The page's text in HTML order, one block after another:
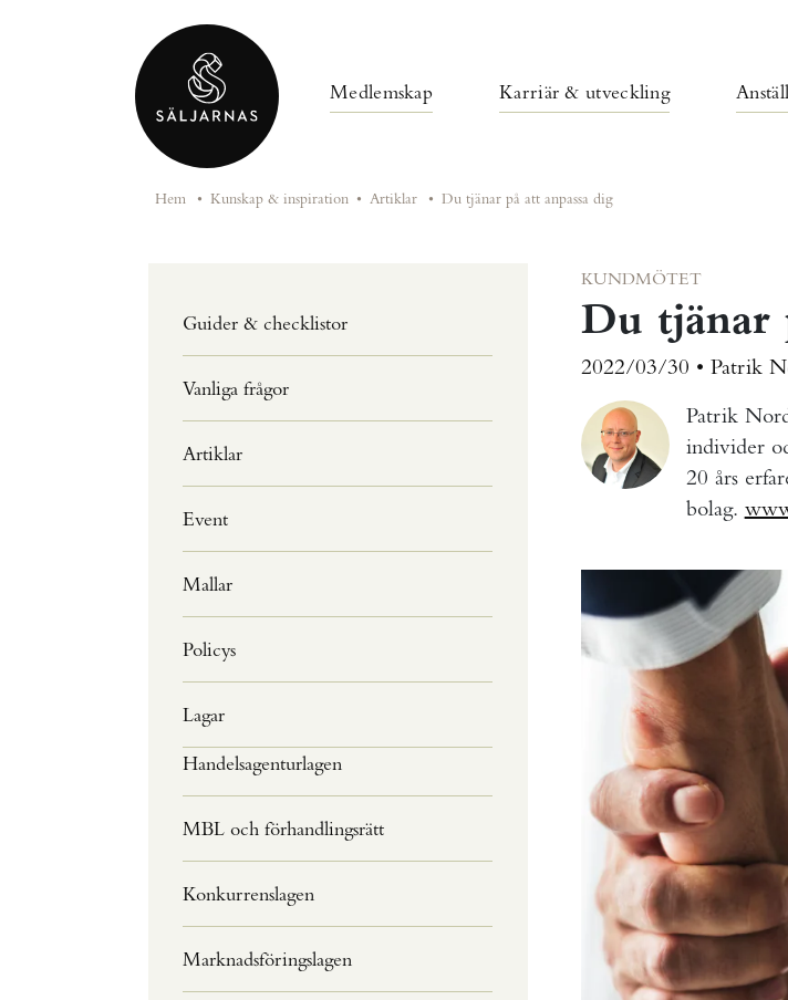
Medlemskap Karriär & utveckling
Hem • Kunskap & inspiration • Artiklar • Du tjänar på att anpassa dig
Guider & checklistor
Vanliga frågor
Artiklar
Event
Mallar
Policys
Lagar
Handelsagenturlagen
MBL och förhandlingsrätt
Konkurrenslagen
Marknadsföringslagen
KUNDMÖTET
Du tjänar
2022/03/30 • Patrik
Patrik
individer
20 års
bolag.